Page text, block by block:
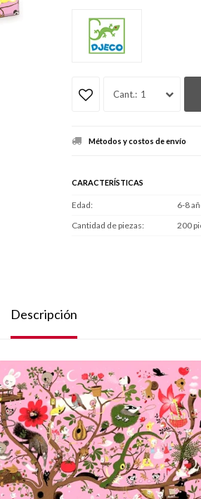
1
Métodos y costos de envío
CARACTERÍSTICAS
Edad
6-8
Cantidad de piezas
200
Descripción